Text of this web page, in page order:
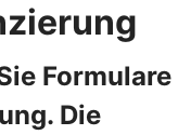
Formulare
Die